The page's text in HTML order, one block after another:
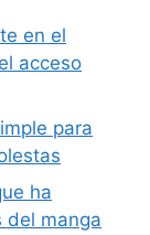
en el
acceso
para
ha
del manga